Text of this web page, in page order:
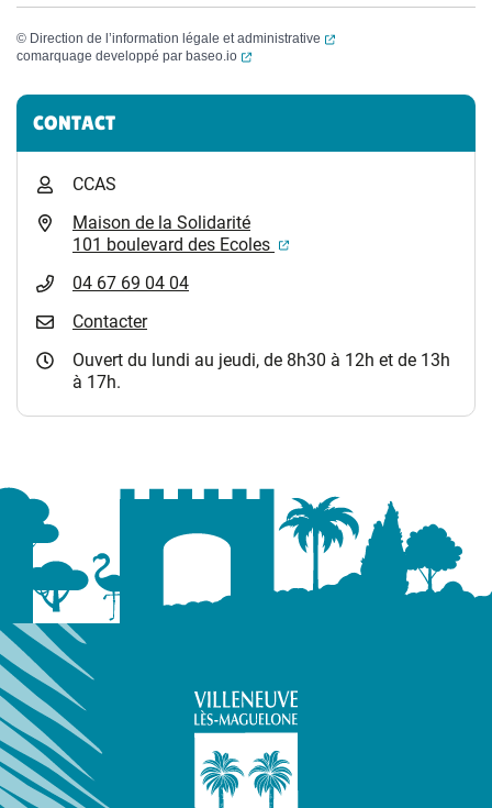
© Direction de l’information légale et administrative
(ouverture dans un
comarquage developpé par baseo.io (ouverture dans un nouvel onglet)
Informations complémentaires
CONTACT
CCAS
Maison de la Solidarité
101 boulevard des Ecoles
(ouverture dans un
04 67 69 04 04
Contacter
Ouvert du lundi au jeudi, de 8h30 à 12h et de 13h
à 17h.